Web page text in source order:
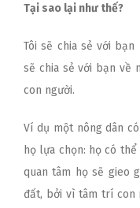
Tại sao lại như thế?
Tôi sẽ chia sẻ với
sẽ chia sẻ với bạn về
con người.
Ví dụ một nông dân
họ lựa chọn: họ có
quan tâm họ sẽ gieo
đất, bởi vì tâm trí con